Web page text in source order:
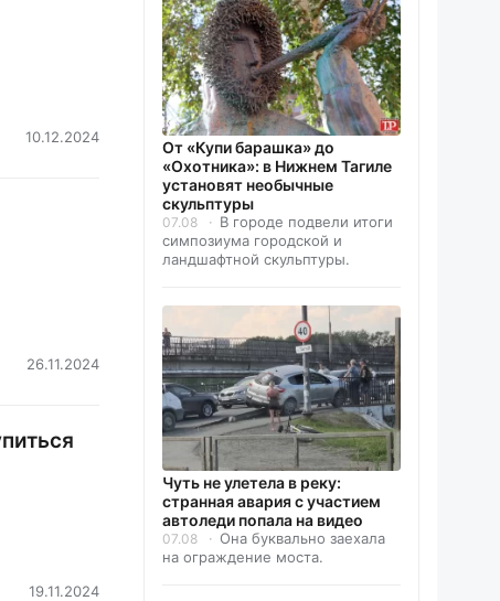
10.12.2024
26.11.2024
19.11.2024
От «Купи барашка» до
«Охотника»: в Нижнем Тагиле
установят необычные
скульптуры
07.08
В городе подвели итоги
симпозиума городской и
ландшафтной скульптуры.
Чуть не улетела в реку:
странная авария с участием
автоледи попала на видео
07.08
Она буквально заехала
на ограждение моста.